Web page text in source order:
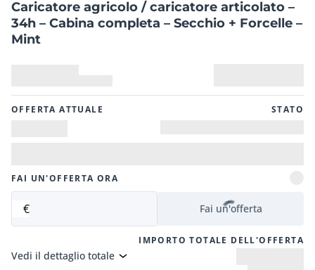
Caricatore agricolo / caricatore articolato –
34h – Cabina completa – Secchio + Forcelle –
Mint
OFFERTA ATTUALE STATO
FAI UN'OFFERTA ORA
€ Fai un'offerta
IMPORTO TOTALE DELL'OFFERTA
Vedi il dettaglio totale